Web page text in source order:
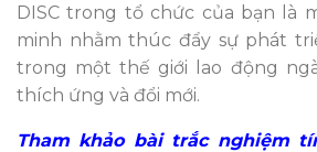
DISC trong tổ chức của bạn là
minh nhằm thúc đẩy sự phát
trong một thế giới lao động
thích ứng và đổi mới.
Tham khảo bài trắc nghiệm